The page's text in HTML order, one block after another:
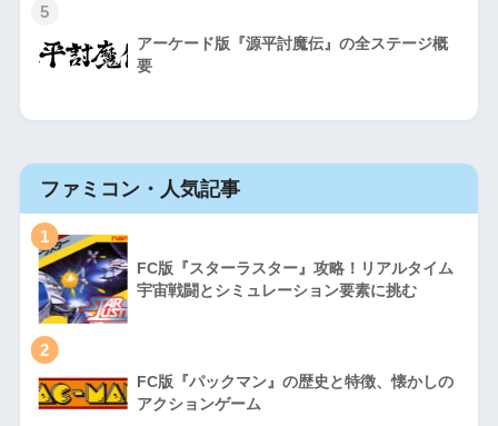
5
アーケード版『源平討魔伝』の全ステージ概
要
ファミコン・人気記事
1
FC版『スターラスター』攻略！リアルタイム
宇宙戦闘とシミュレーション要素に挑む
2
FC版『パックマン』の歴史と特徴、懐かしの
アクションゲーム